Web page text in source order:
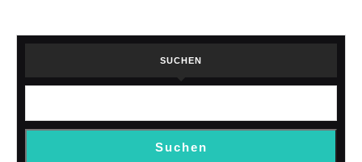
SUCHEN
Suchen